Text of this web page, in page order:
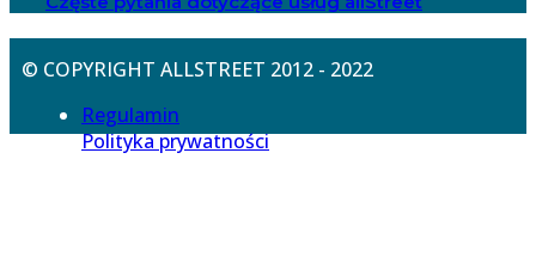
© COPYRIGHT ALLSTREET 2012 - 2022
Regulamin
Polityka prywatności